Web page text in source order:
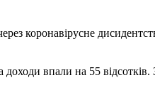
коронавірусне
впали на 55